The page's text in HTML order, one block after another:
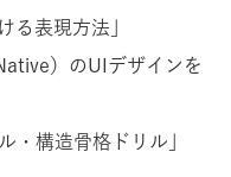
る表現方法」
）のUIデザインを
・構造骨格ドリル」